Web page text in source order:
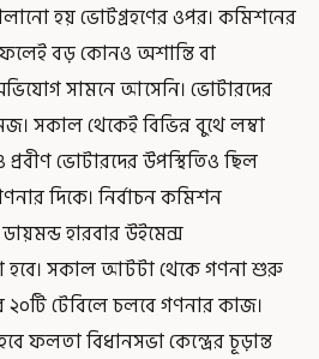
হয় ভোটগ্রহণের ওপর। কমিশনের
বড় কোনও অশান্তি বা
সামনে আসেনি। ভোটারদের
সকাল থেকেই বিভিন্ন বুথে লম্বা
ভোটারদের উপস্থিতিও ছিল
দিকে। নির্বাচন কমিশন
হারবার উইমেন্স
হবে। সকাল আটটা থেকে গণনা শুরু
টেবিলে চলবে গণনার কাজ।
ফলতা বিধানসভা কেন্দ্রের চূড়ান্ত